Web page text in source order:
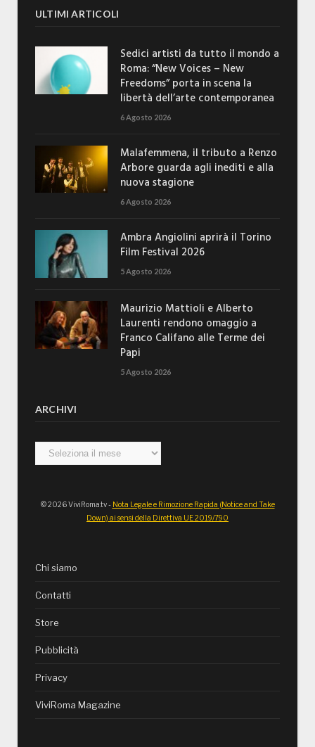
ULTIMI ARTICOLI
Sedici artisti da tutto il mondo a
Roma: “New Voices – New
Freedoms” porta in scena la
libertà dell’arte contemporanea
6 Agosto 2026
Malafemmena, il tributo a Renzo
Arbore guarda agli inediti e alla
nuova stagione
6 Agosto 2026
Ambra Angiolini aprirà il Torino
Film Festival 2026
5 Agosto 2026
Maurizio Mattioli e Alberto
Laurenti rendono omaggio a
Franco Califano alle Terme dei
Papi
5 Agosto 2026
ARCHIVI
Archivi
© 2026 ViviRoma.tv - Nota Legale e Rimozione Rapida (Notice and Take
Down) ai sensi della Direttiva UE 2019/790
Chi siamo
Contatti
Store
Pubblicità
Privacy
ViviRoma Magazine